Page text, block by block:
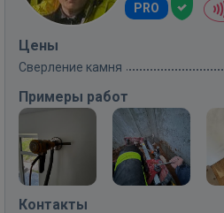
PRO
Цены
Сверление камня
Примеры работ
Контакты